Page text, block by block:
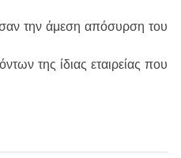
την άμεση απόσυρση του
της ίδιας εταιρείας που